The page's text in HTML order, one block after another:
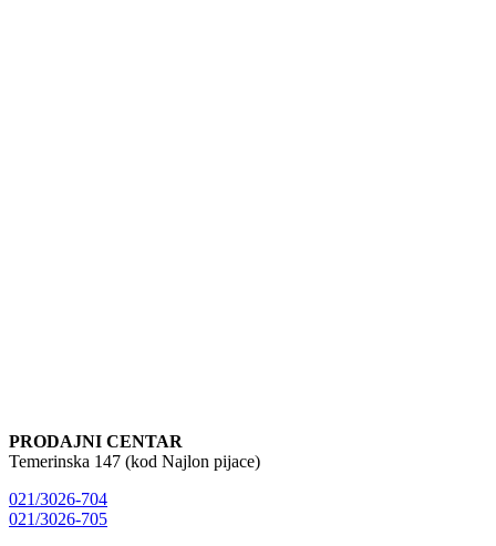
PRODAJNI CENTAR
Temerinska 147 (kod Najlon pijace)
021/3026-704
021/3026-705